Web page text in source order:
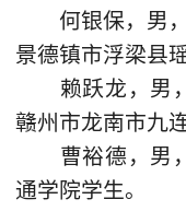
何银保，男，
景德镇市浮梁县
赖跃龙，男，
赣州市龙南市九
曹裕德，男，
通学院学生。